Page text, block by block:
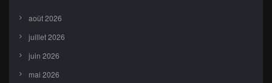
août 2026
juillet 2026
juin 2026
mai 2026